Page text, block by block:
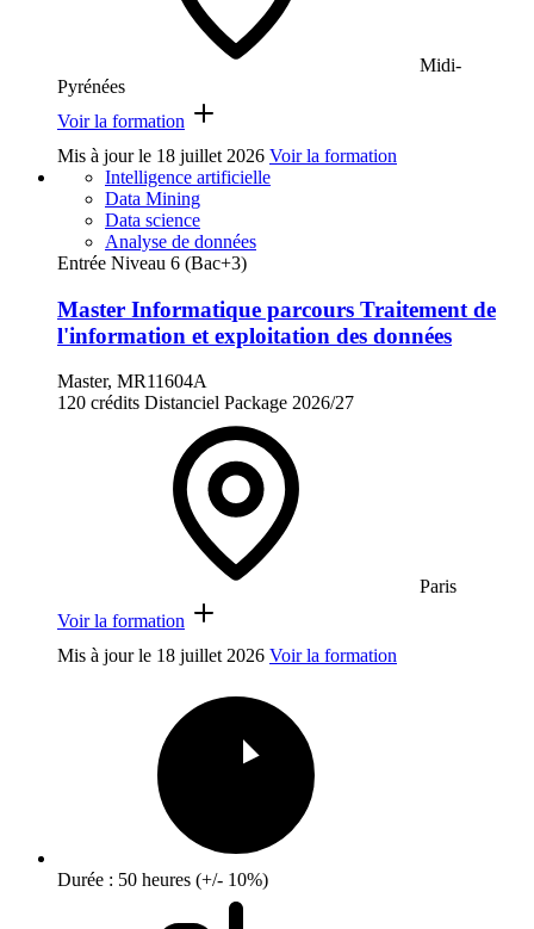
Midi-
Pyrénées
Voir la formation
Mis à jour le 18 juillet 2026 Voir la formation
Intelligence artificielle
Data Mining
Data science
Analyse de données
Entrée Niveau 6 (Bac+3)
Master Informatique parcours Traitement de
l'information et exploitation des données
Master, MR11604A
120 crédits Distanciel Package 2026/27
Paris
Voir la formation
Mis à jour le 18 juillet 2026 Voir la formation
Durée : 50 heures (+/- 10%)